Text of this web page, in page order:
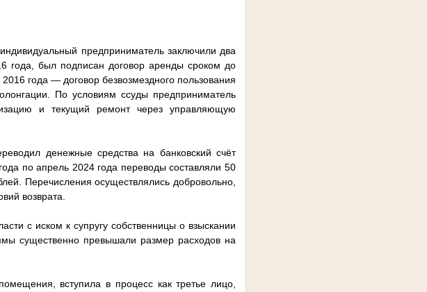
предприниматель заключили два
года, был подписан договор аренды сроком до
года — договор безвозмездного пользования
По условиям ссуды предприниматель
и текущий ремонт через управляющую
денежные средства на банковский счёт
по апрель 2024 года переводы составляли 50
Перечисления осуществлялись добровольно,
возврата.
с иском к супругу собственницы о взыскании
существенно превышали размер расходов на
вступила в процесс как третье лицо,